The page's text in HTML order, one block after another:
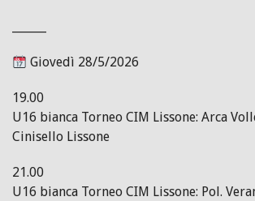
Giovedì 28/5/2026
19.00
U16 bianca Torneo CIM Lissone: Arca
Cinisello Lissone
21.00
U16 bianca Torneo CIM Lissone: Pol.